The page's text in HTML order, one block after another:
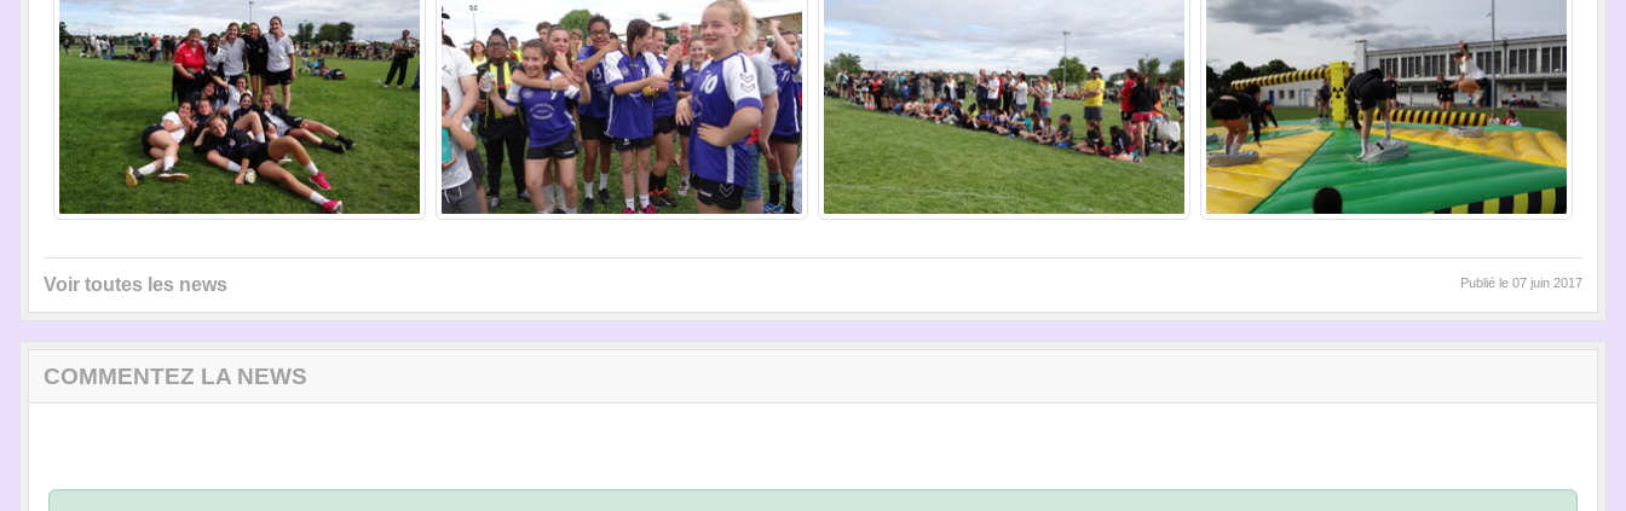
Voir toutes les news Publié le 07 juin 2017
COMMENTEZ LA NEWS